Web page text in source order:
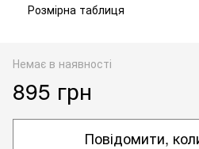
Розмірна таблиця
Немає в наявності
895 грн
Повідомити,